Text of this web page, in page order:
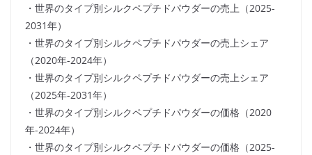
・世界のタイプ別シルクペプチドパウダーの売上（2025-
2031年）
・世界のタイプ別シルクペプチドパウダーの売上シェア
（2020年-2024年）
・世界のタイプ別シルクペプチドパウダーの売上シェア
（2025年-2031年）
・世界のタイプ別シルクペプチドパウダーの価格（2020
年-2024年）
・世界のタイプ別シルクペプチドパウダーの価格（2025-